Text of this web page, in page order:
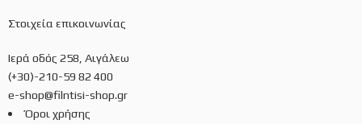
Στοιχεία επικοινωνίας
Ιερά οδός 258, Αιγάλεω
(+30)-210-59 82 400
e-shop@filntisi-shop.gr
Όροι χρήσης